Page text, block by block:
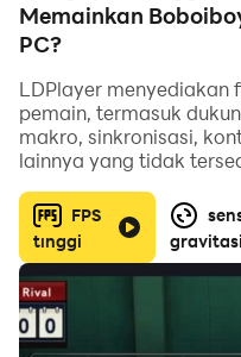
dinamis yang luar
ini adalah ketepatan
Fitur Permainan Truk
Grafis 3d Super Realistis
Memainkan
PC?
LDPlayer menyediakan
pemain, termasuk
makro, sinkronisasi,
lainnya yang tidak
FPS
tinggi
gravitasi